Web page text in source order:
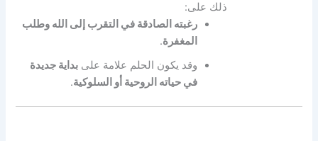
ذلك على:
رغبته الصادقة في التقرب إلى الله وطلب
المغفرة.
وقد يكون الحلم علامة على بداية جديدة
في حياته الروحية أو السلوكية.